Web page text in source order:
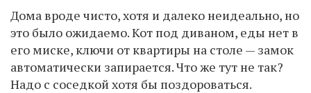
Дома вроде чисто, хотя и далеко неидеально, но
это было ожидаемо. Кот под диваном, еды нет в
его миске, ключи от квартиры на столе — замок
автоматически запирается. Что же тут не так?
Надо с соседкой хотя бы поздороваться.